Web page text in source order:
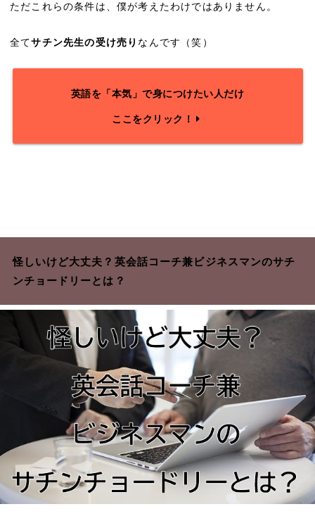
ただこれらの条件は、僕が考えたわけではありません。
全てサチン先生の受け売り なんです（笑）
英語を「本気」で身につけたい人だけ
ここをクリック！
怪しいけど大丈夫？英会話コーチ兼ビジネスマンのサチ
ンチョードリーとは？